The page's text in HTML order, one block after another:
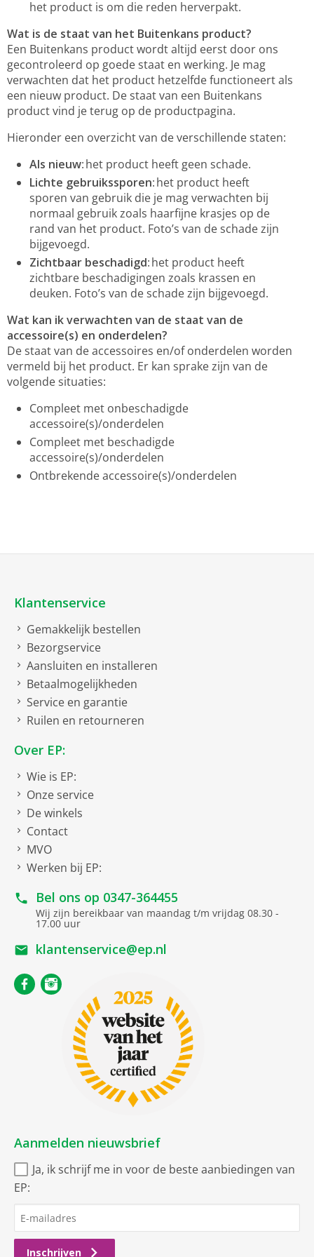
het product is om die reden herverpakt.
Wat is de staat van het Buitenkans product?
Een Buitenkans product wordt altijd eerst door ons
gecontroleerd op goede staat en werking. Je mag
verwachten dat het product hetzelfde functioneert als
een nieuw product. De staat van een Buitenkans
product vind je terug op de productpagina.
Hieronder een overzicht van de verschillende staten:
Als nieuw: het product heeft geen schade.
Lichte gebruikssporen: het product heeft
sporen van gebruik die je mag verwachten bij
normaal gebruik zoals haarfijne krasjes op de
rand van het product. Foto’s van de schade zijn
bijgevoegd.
Zichtbaar beschadigd: het product heeft
zichtbare beschadigingen zoals krassen en
deuken. Foto’s van de schade zijn bijgevoegd.
Wat kan ik verwachten van de staat van de
accessoire(s) en onderdelen?
De staat van de accessoires en/of onderdelen worden
vermeld bij het product. Er kan sprake zijn van de
volgende situaties:
Compleet met onbeschadigde
accessoire(s)/onderdelen
Compleet met beschadigde
accessoire(s)/onderdelen
Ontbrekende accessoire(s)/onderdelen
Klantenservice
Gemakkelijk bestellen
Bezorgservice
Aansluiten en installeren
Betaalmogelijkheden
Service en garantie
Ruilen en retourneren
Over EP:
Wie is EP:
Onze service
De winkels
Contact
MVO
Werken bij EP:
Bel ons op 0347-364455
Wij zijn bereikbaar van maandag t/m vrijdag 08.30 -
17.00 uur
klantenservice@ep.nl
Aanmelden nieuwsbrief
Ja, ik schrijf me in voor de beste aanbiedingen van
EP:
Inschrijven